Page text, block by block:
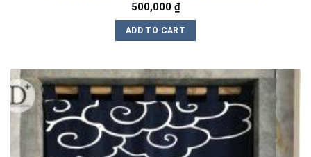
500,000 ₫
ADD TO CART